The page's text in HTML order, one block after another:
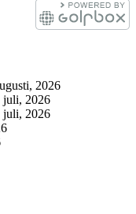
2026
juli, 2026
juli, 2026